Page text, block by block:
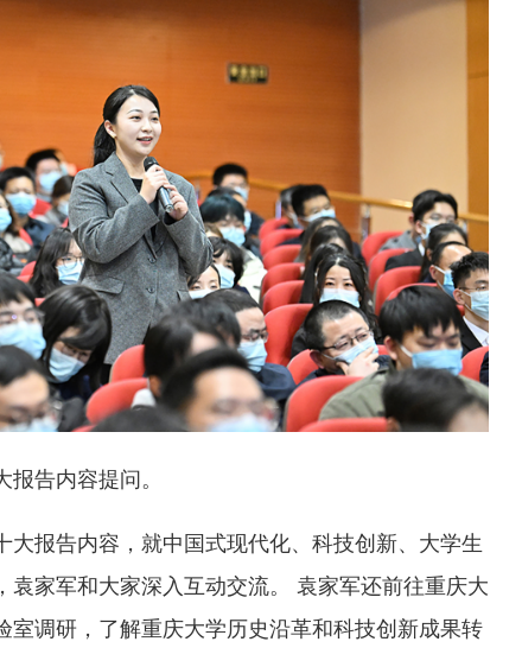
告内容提问。
大报告内容，就中国式现代化、科技创新、大学生
袁家军和大家深入互动交流。 袁家军还前往重庆大
室调研，了解重庆大学历史沿革和科技创新成果转